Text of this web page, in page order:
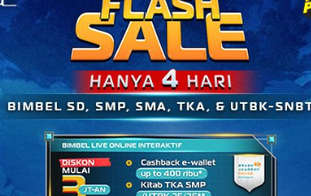
dalam keterampilan kepemimpinan,
yang efektif dalam masyarakat umum.
, yah! Terus, kalau kamu masuk